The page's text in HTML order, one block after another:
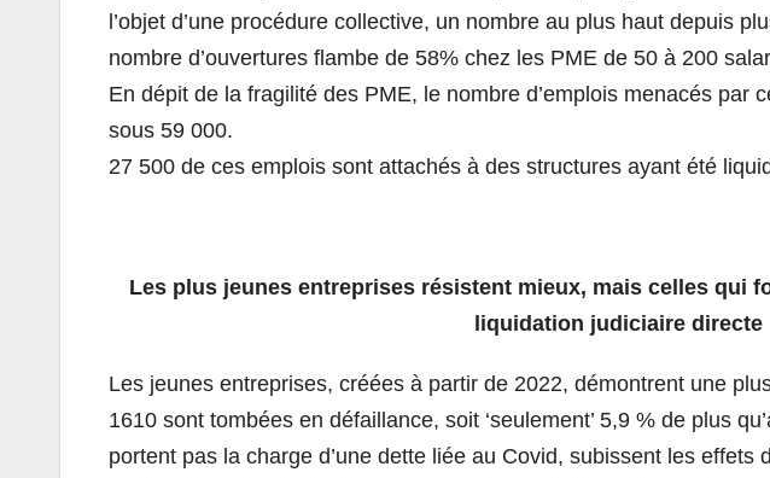
l’objet d’une procédure collective, un nombre au plus haut depuis
nombre d’ouvertures flambe de 58% chez les PME de 50 à 200
En dépit de la fragilité des PME, le nombre d’emplois menacés par
sous 59 000.
27 500 de ces emplois sont attachés à des structures ayant été
Les plus jeunes entreprises résistent mieux, mais celles qui
liquidation judiciaire directe
Les jeunes entreprises, créées à partir de 2022, démontrent une
1610 sont tombées en défaillance, soit ‘seulement’ 5,9 % de plus
portent pas la charge d’une dette liée au Covid, subissent les effets